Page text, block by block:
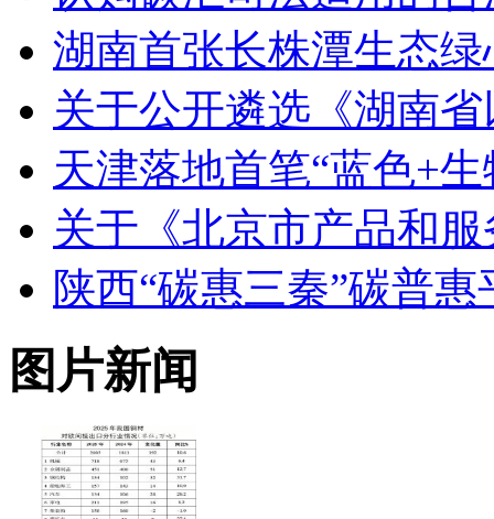
湖南首张长株潭生态
关于公开遴选《湖南
天津落地首笔“蓝色+
关于《北京市产品和
陕西“碳惠三秦”碳普
图片新闻